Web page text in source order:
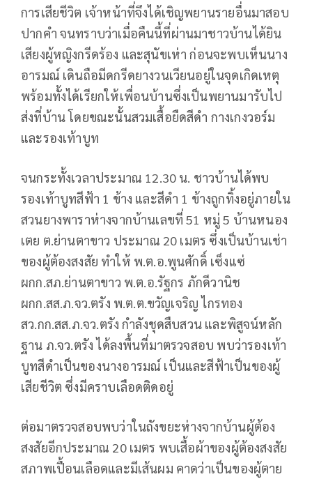
การเสียชีวิต เจ้าหน้าที่จึงได้เชิญพยานรายอื่นมาสอบ
ปากคำ จนทราบว่าเมื่อคืนนี้ที่ผ่านมาชาวบ้านได้ยิน
เสียงผู้หญิงกรีดร้อง และสุนัขเห่า ก่อนจะพบเห็นนาง
อารมณ์ เดินถือมีดกรีดยางวนเวียนอยู่ในจุดเกิดเหตุ
พร้อมทั้งได้เรียกให้เพื่อนบ้านซึ่งเป็นพยานมารับไป
ส่งที่บ้าน โดยขณะนั้นสวมเสื้อยืดสีดำ กางเกงวอร์ม
และรองเท้าบูท
จนกระทั้งเวลาประมาณ 12.30 น. ชาวบ้านได้พบ
รองเท้าบูทสีฟ้า 1 ข้าง และสีดำ 1 ข้างถูกทิ้งอยู่ภายใน
สวนยางพาราห่างจากบ้านเลขที่ 51 หมู่ 5 บ้านหนอง
เตย ต.ย่านตาขาว ประมาณ 20 เมตร ซึ่งเป็นบ้านเช่า
ของผู้ต้องสงสัย ทำให้ พ.ต.อ.พูนศักดิ์ เซ็งแซ่
ผกก.สภ.ย่านตาขาว พ.ต.อ.รัฐกร ภักดีวานิช
ผกก.สส.ภ.จว.ตรัง พ.ต.ต.ขวัญเจริญ ไกรทอง
สว.กก.สส.ภ.จว.ตรัง กำลังชุดสืบสวน และพิสูจน์หลัก
ฐาน ภ.จว.ตรัง ได้ลงพื้นที่มาตรวจสอบ พบว่ารองเท้า
บูทสีดำเป็นของนางอารมณ์ เป็นและสีฟ้าเป็นของผู้
เสียชีวิต ซึ่งมีคราบเลือดติดอยู่
ต่อมาตรวจสอบพบว่าในถังขยะห่างจากบ้านผู้ต้อง
สงสัยอีกประมาณ 20 เมตร พบเสื้อผ้าของผู้ต้องสงสัย
สภาพเปื้อนเลือดและมีเส้นผม คาดว่าเป็นของผู้ตาย